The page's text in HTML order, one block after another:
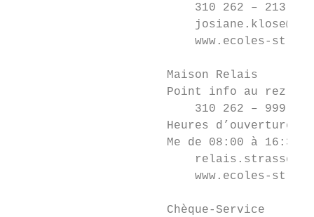
                          310 262 – 213
www.ecoles-
                      Maison Relais
Point info au rez-
                          310 262 – 999
Heures d’ouverture
                      Me de 08:00 à 16:30
www.ecoles-
                      Chèque-Service